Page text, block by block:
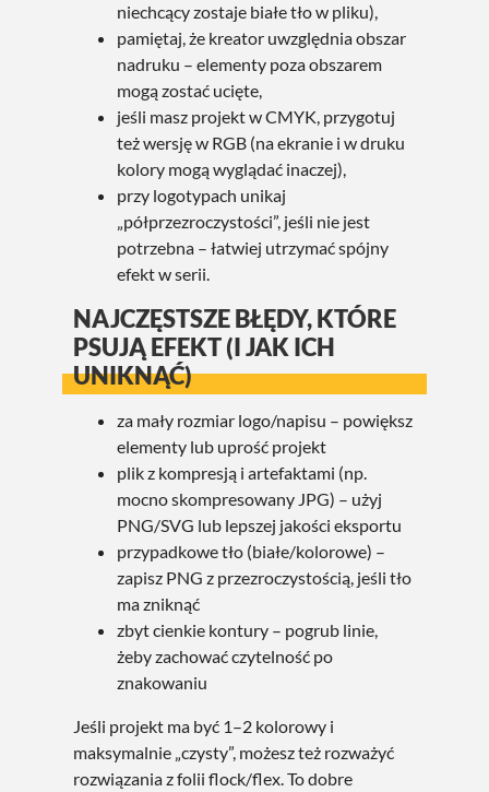
niechcący zostaje białe tło w pliku),
pamiętaj, że kreator uwzględnia obszar
nadruku – elementy poza obszarem
mogą zostać ucięte,
jeśli masz projekt w CMYK, przygotuj
też wersję w RGB (na ekranie i w druku
kolory mogą wyglądać inaczej),
przy logotypach unikaj
„półprzezroczystości”, jeśli nie jest
potrzebna – łatwiej utrzymać spójny
efekt w serii.
NAJCZĘSTSZE BŁĘDY, KTÓRE
PSUJĄ EFEKT (I JAK ICH
UNIKNĄĆ)
za mały rozmiar logo/napisu – powiększ
elementy lub uprość projekt
plik z kompresją i artefaktami (np.
mocno skompresowany JPG) – użyj
PNG/SVG lub lepszej jakości eksportu
przypadkowe tło (białe/kolorowe) –
zapisz PNG z przezroczystością, jeśli tło
ma zniknąć
zbyt cienkie kontury – pogrub linie,
żeby zachować czytelność po
znakowaniu
Jeśli projekt ma być 1–2 kolorowy i
maksymalnie „czysty”, możesz też rozważyć
rozwiązania z folii flock/flex. To dobre